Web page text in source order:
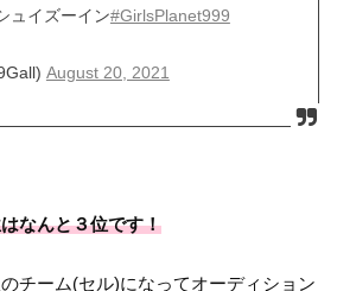
ュイズーイン#GirlsPlanet999
August 20, 2021
なんと３位です！
チーム(セル)になってオーディション